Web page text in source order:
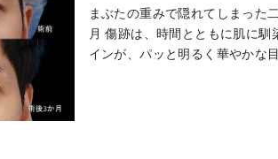
まぶたの重みで隠れてしまっ
月 傷跡は、時間とともに肌に
インが、パッと明るく華やかな